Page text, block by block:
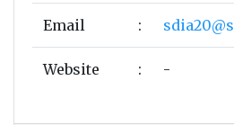
Email :
Website : -